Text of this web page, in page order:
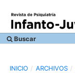
Buscar
INICIO / ARCHIVOS /